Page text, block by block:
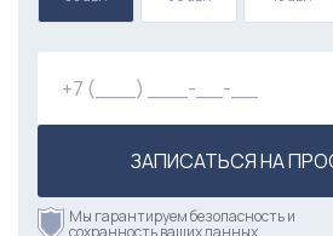
ЗАПИСАТЬСЯ НА
Мы гарантируем безопасность и
сохранность ваших данных